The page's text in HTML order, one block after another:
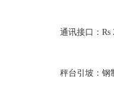
通讯接口：Rs
秤台引坡：钢